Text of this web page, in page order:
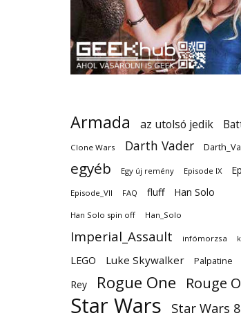
Armada az utolsó jedik
Clone Wars Darth Vader
egyéb Egy új remény Episode IX
Episode_VII FAQ fluff Han Solo
Han Solo spin off Han_Solo
Imperial_Assault infómorzsa
LEGO Luke Skywalker Palpatine
Rey
Rogue One Rouge
Star Wars Star Wars 8